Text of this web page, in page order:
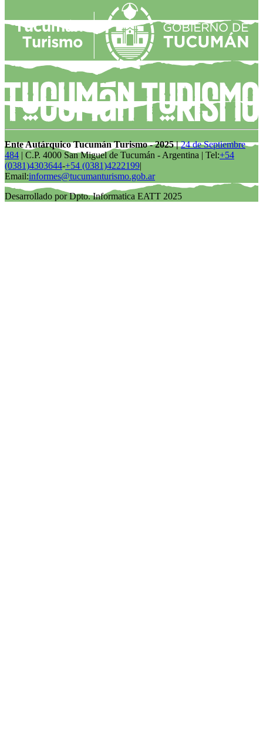
Ente Autárquico Tucumán Turismo - 2025 |24 de Septiembre
484 | C.P. 4000 San Miguel de Tucumán - Argentina | Tel:+54
(0381)4303644-+54 (0381)4222199|
Email:informes@tucumanturismo.gob.ar
Desarrollado por Dpto. Informatica EATT 2025